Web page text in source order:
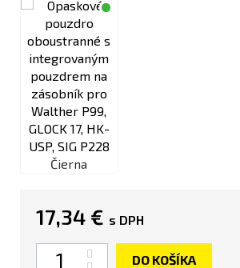
Čierna
17,34 € s DPH
Množstvo
DO KOŠÍKA